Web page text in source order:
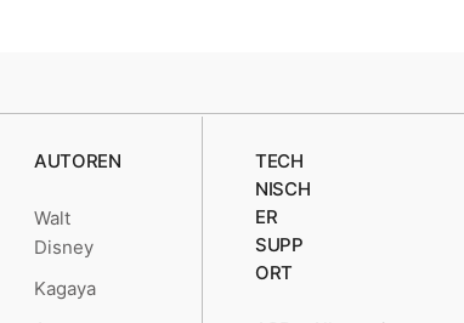
AUTOREN
Walt
Disney
Kagaya
TECH
NISCH
ER
SUPP
ORT